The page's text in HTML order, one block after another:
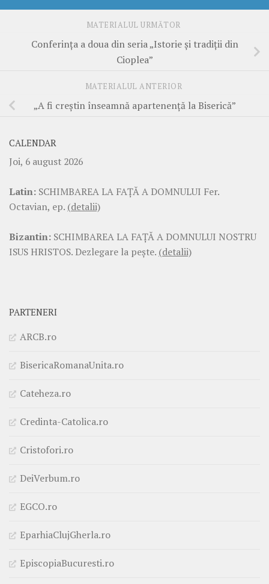
MATERIALUL URMĂTOR
Conferinţa a doua din seria „Istorie şi tradiţii din
Cioplea”
MATERIALUL ANTERIOR
„A fi creştin înseamnă apartenenţă la Biserică”
CALENDAR
Joi, 6 august 2026
Latin: SCHIMBAREA LA FAŢĂ A DOMNULUI Fer.
Octavian, ep. (detalii)
Bizantin: SCHIMBAREA LA FAŢĂ A DOMNULUI NOSTRU
ISUS HRISTOS. Dezlegare la pește. (detalii)
PARTENERI
ARCB.ro
BisericaRomanaUnita.ro
Cateheza.ro
Credinta-Catolica.ro
Cristofori.ro
DeiVerbum.ro
EGCO.ro
EparhiaClujGherla.ro
EpiscopiaBucuresti.ro